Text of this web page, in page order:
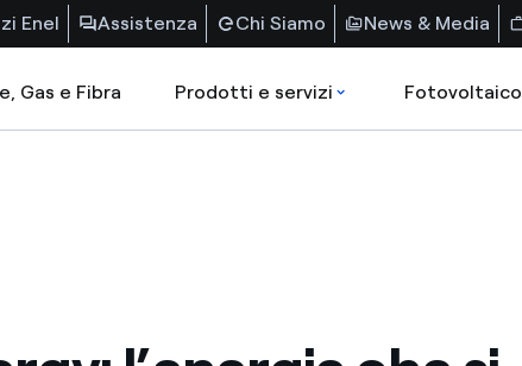
Enel Assistenza Chi Siamo News & Media
Gas e Fibra Prodotti e servizi Fotovoltaico